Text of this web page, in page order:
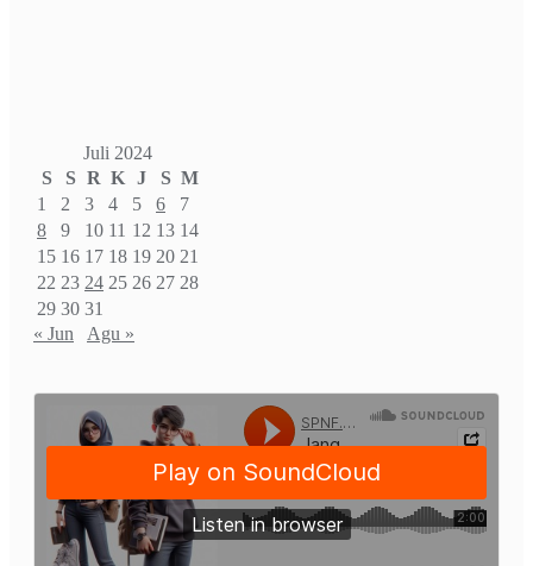
Juli 2024
S
S R K J S M
1
2 3 4 5 6
7
8
9 10 11 12 13 14
15 16 17 18 19 20 21
22 23 24 25 26 27 28
29 30 31
« Jun
Agu »